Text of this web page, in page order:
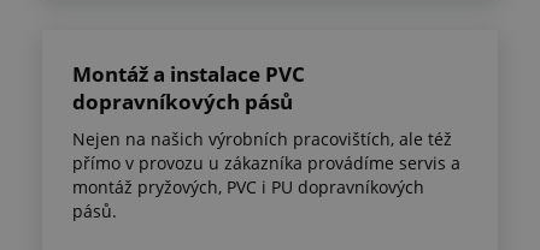
Montáž a instalace PVC
dopravníkových pásů
Nejen na našich výrobních pracovištích, ale též
přímo v provozu u zákazníka provádíme servis a
montáž pryžových, PVC i PU dopravníkových
pásů.